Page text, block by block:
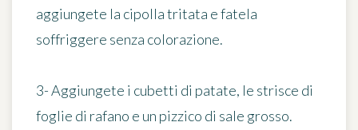
aggiungete la cipolla tritata e fatela
soffriggere senza colorazione.
3- Aggiungete i cubetti di patate, le strisce di
foglie di rafano e un pizzico di sale grosso.